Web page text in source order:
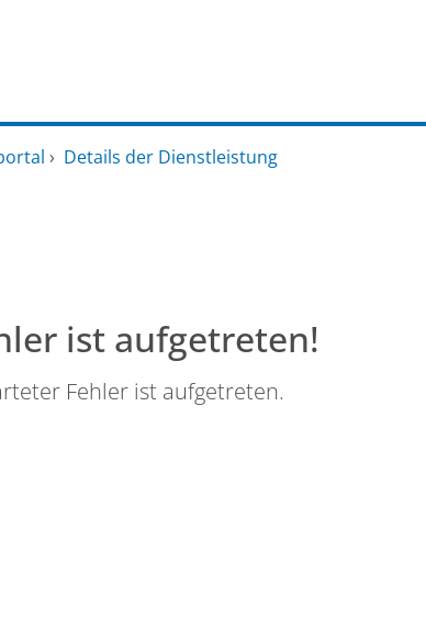
› Details der Dienstleistung
ist aufgetreten!
Fehler ist aufgetreten.